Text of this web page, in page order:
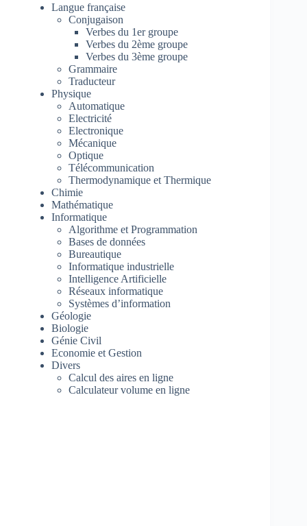
Langue française
Conjugaison
Verbes du 1er groupe
Verbes du 2ème groupe
Verbes du 3ème groupe
Grammaire
Traducteur
Physique
Automatique
Electricité
Electronique
Mécanique
Optique
Télécommunication
Thermodynamique et Thermique
Chimie
Mathématique
Informatique
Algorithme et Programmation
Bases de données
Bureautique
Informatique industrielle
Intelligence Artificielle
Réseaux informatique
Systèmes d’information
Géologie
Biologie
Génie Civil
Economie et Gestion
Divers
Calcul des aires en ligne
Calculateur volume en ligne